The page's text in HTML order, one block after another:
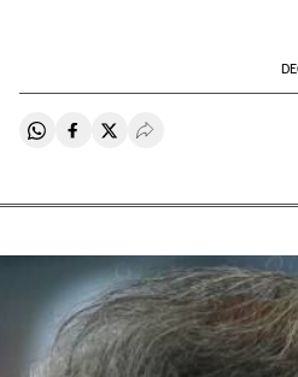
Compartir en Whatsapp
Compartir en Facebook
Compartir en Twitter
Desplegar Redes